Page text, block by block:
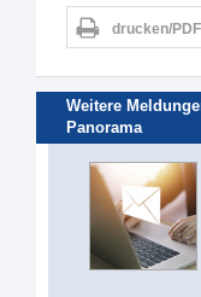
drucken/PDF
Weitere
Panorama